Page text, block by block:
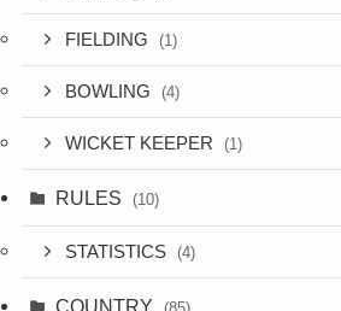
FIELDING (1)
BOWLING (4)
WICKET KEEPER (1)
RULES (10)
STATISTICS (4)
COUNTRY